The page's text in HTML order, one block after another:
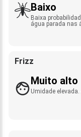
Baixo
Baixa
água parada nas
Frizz
Muito alto
Umidade